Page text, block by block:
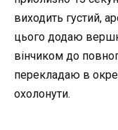
виходить густий,
цього додаю
вінчиком до
перекладаю в
охолонути.